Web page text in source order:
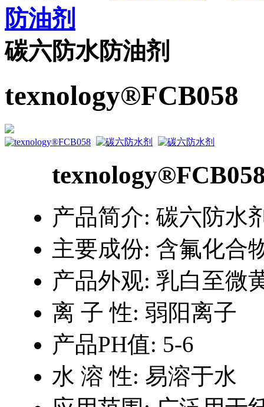
防油剂
碳六防水防油剂
texnology®FCB058
产品简介: 碳六防水
主要成份: 含氟化合
产品外观: 乳白至微
离 子 性: 弱阳离子
产品PH值: 5-6
水 溶 性: 易溶于水